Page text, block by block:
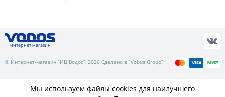
интернет магазин
© Интернет-магазин “ИЦ Водос”, 2026 Сделано в “Vobus Group”
Мы используем файлы cookies для наилучшего